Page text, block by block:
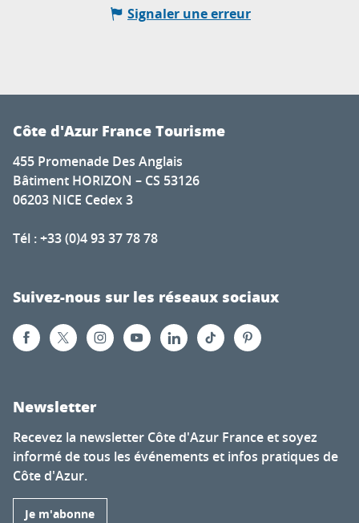
Signaler une erreur
Côte d'Azur France Tourisme
455 Promenade Des Anglais
Bâtiment HORIZON – CS 53126
06203 NICE Cedex 3
Tél : +33 (0)4 93 37 78 78
Suivez-nous sur les réseaux sociaux
Newsletter
Recevez la newsletter Côte d'Azur France et soyez
informé de tous les événements et infos pratiques de
Côte d'Azur.
Je m'abonne